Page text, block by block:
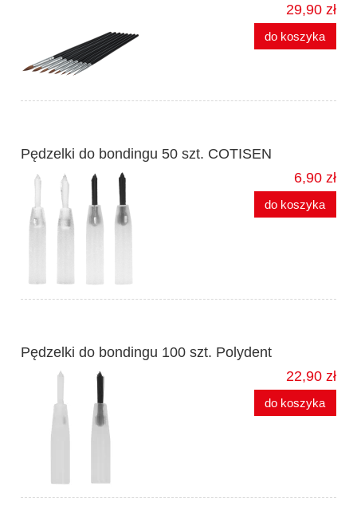
29,90 zł
do koszyka
Pędzelki do bondingu 50 szt. COTISEN
6,90 zł
do koszyka
Pędzelki do bondingu 100 szt. Polydent
22,90 zł
do koszyka